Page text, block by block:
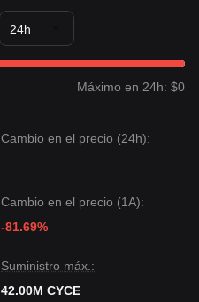
24h
Máximo en 24h: $0
Cambio en el precio (24h):
Cambio en el precio (1A):
-81.69%
Suministro máx.:
42.00M CYCE